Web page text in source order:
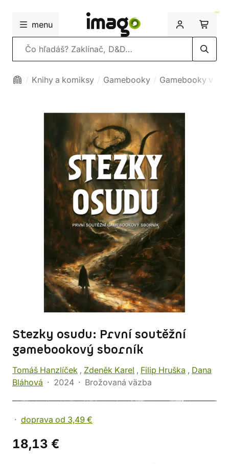
menu
Vyhľadávanie
Knihy a komiksy Gamebooky Gamebooky v
Stezky osudu: První soutěžní
gamebookový sborník
Tomáš Hanzlíček , Zdeněk Karel , Filip Hruška , Dana
Bláhová
2024 Brožovaná väzba
doprava od 3,49 €
18,13 €